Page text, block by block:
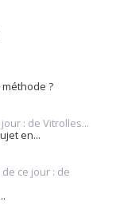
?
: de Vitrolles...
en...
ce jour : de